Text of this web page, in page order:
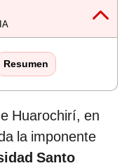
Resumen
Huarochirí, en
la imponente
Santo